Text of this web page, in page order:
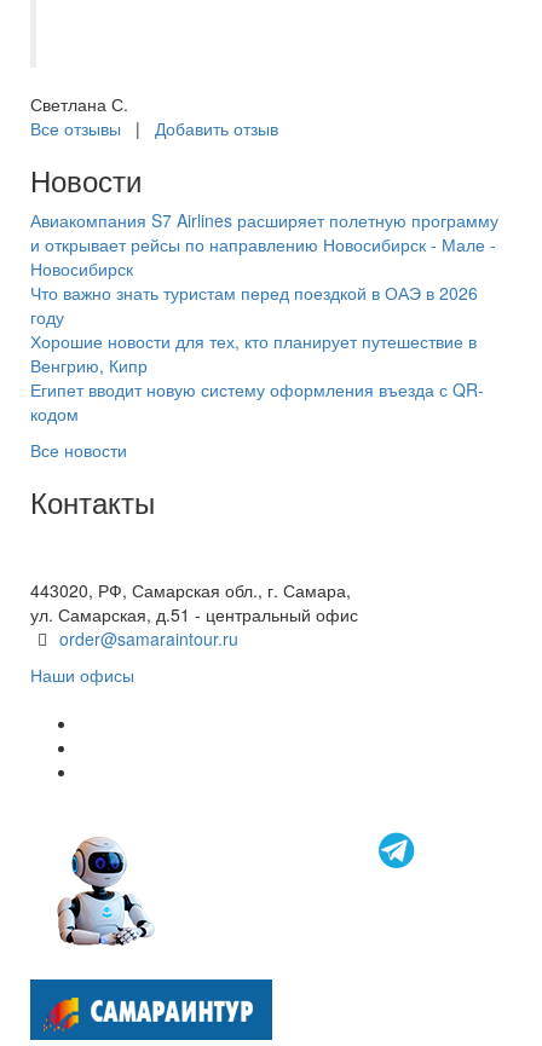
Светлана С.
Все отзывы | Добавить отзыв
Новости
Авиакомпания S7 Airlines расширяет полетную программу
и открывает рейсы по направлению Новосибирск - Мале -
Новосибирск
Что важно знать туристам перед поездкой в ОАЭ в 2026
году
Хорошие новости для тех, кто планирует путешествие в
Венгрию, Кипр
Египет вводит новую систему оформления въезда с QR-
кодом
Все новости
Контакты
443020, РФ, Самарская обл., г. Самара,
ул. Самарская, д.51 - центральный офис
order@samaraintour.ru
Наши офисы